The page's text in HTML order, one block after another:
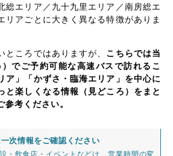
総エリア／九十九里エリア／南房総エ
リアごとに大きく異なる特徴がありま
ところではありますが、 こちらでは当
でご予約可能な高速バスで訪れるこ
ア」「かずさ・臨海エリア」を中心に
と楽しくなる情報（見どころ）をまと
考ください。
次情報をご確認ください
・飲食店・イベントなどは、営業時間の変